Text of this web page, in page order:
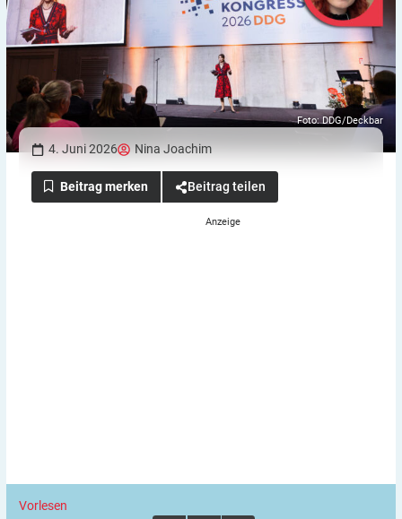
Foto: DDG/Deckbar
4. Juni 2026 Nina Joachim
Beitrag teilen
Vorlesen